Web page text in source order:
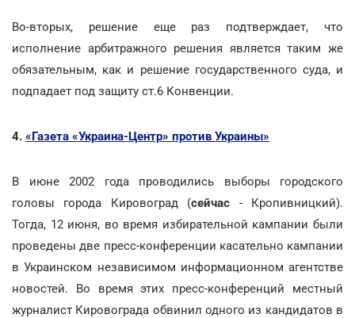
Во-вторых, решение еще раз подтверждает, что
исполнение арбитражного решения является таким же
обязательным, как и решение государственного суда, и
подпадает под защиту ст.6 Конвенции.
4. «Газета «Украина-Центр» против Украины»
В июне 2002 года проводились выборы городского
головы города Кировоград (сейчас - Кропивницкий).
Тогда, 12 июня, во время избирательной кампании были
проведены две пресс-конференции касательно кампании
в Украинском независимом информационном агентстве
новостей. Во время этих пресс-конференций местный
журналист Кировограда обвинил одного из кандидатов в